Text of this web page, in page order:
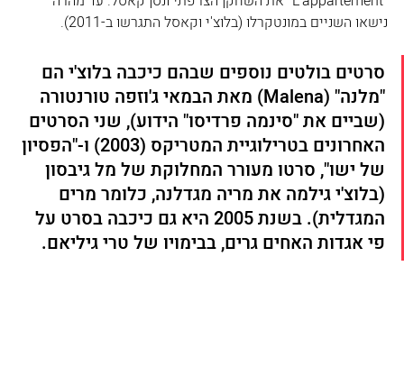
נישאו השניים במונטקרלו (בלוצ'י וקאסל התגרשו ב-2011).
סרטים בולטים נוספים שבהם כיכבה בלוצ'י הם
"מלנה" (Malena) מאת הבמאי ג'וזפה טורנטורה
(שביים את "סינמה פרדיסו" הידוע), שני הסרטים
האחרונים בטרילוגיית המטריקס (2003) ו-"הפסיון
של ישו", סרטו מעורר המחלוקת של מל גיבסון
(בלוצ'י גילמה את מריה מגדלנה, כלומר מרים
המגדלית). בשנת 2005 היא גם כיכבה בסרט על
פי אגדות האחים גרים, בבימויו של טרי גיליאם.